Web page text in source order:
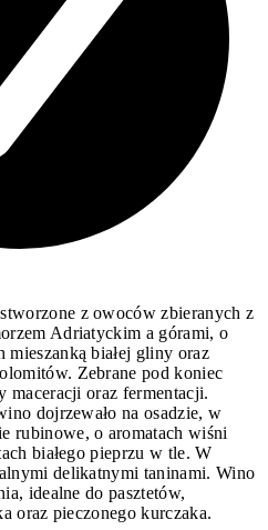
z owoców zbieranych z
Adriatyckim a górami, o
białej gliny oraz
Zebrane pod koniec
maceracji oraz fermentacji.
dojrzewało na osadzie, w
rubinowe, o aromatach wiśni
białego pieprzu w tle. W
delikatnymi taninami. Wino
idealne do pasztetów,
oraz pieczonego kurczaka.